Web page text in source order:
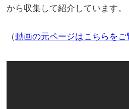
から収集して紹介しています。
（動画の元ページはこちらをご